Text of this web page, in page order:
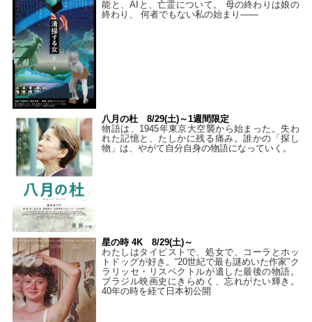
能と、AIと、亡霊について。 母の終わりは娘の
終わり、 何者でもない私の始まり――
八月の杜 8/29(土)～1週間限定
物語は、1945年東京大空襲から始まった。失わ
れた記憶と、たしかに残る痛み。誰かの「探し
物」は、やがて自分自身の物語になっていく。
星の時 4K 8/29(土)～
わたしはタイピストで、処⼥で、コーラとホッ
トドッグが好き。“20世紀で最も謎めいた作家”ク
ラリッセ・リスペクトルが遺した最後の物語。
ブラジル映画史にきらめく、忘れがたい輝き。
40年の時を経て⽇本初公開